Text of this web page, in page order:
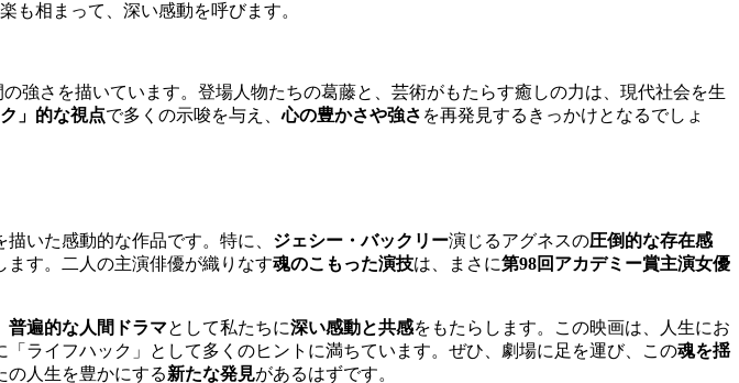
も相まって、深い感動を呼びます。
強さを描いています。登場人物たちの葛藤と、芸術がもたらす癒しの力は、現代社会を生
」的な視点で多くの示唆を与え、心の豊かさや強さ を再発見するきっかけとなるでしょ
描いた感動的な作品です。特に、 ジェシー・バックリー演じるアグネスの圧倒的な存在感
ます。二人の主演俳優が織りなす魂のこもった演技は、まさに第98回アカデミー賞主演女優
普遍的な人間ドラマとして私たちに深い感動と共感をもたらします。この映画は、人生にお
「ライフハック」として多くのヒントに満ちています。ぜひ、劇場に足を運び、この魂を揺
の人生を豊かにする新たな発見があるはずです。